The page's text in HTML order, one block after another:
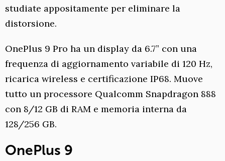
studiate appositamente per eliminare la
distorsione.
OnePlus 9 Pro ha un display da 6.7​​” con una
frequenza di aggiornamento variabile di 120 Hz,
ricarica wireless e certificazione IP68. Muove
tutto un processore Qualcomm Snapdragon 888
con 8/12 GB di RAM e memoria interna da
128/256 GB.
OnePlus 9